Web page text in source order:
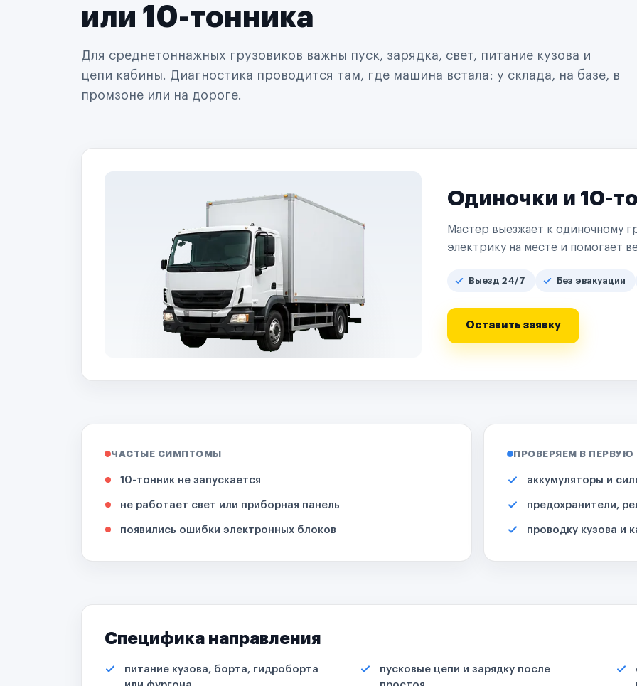
Ремонт спецтехники
Управляющие компании
Страховые компании
B2B-дистрибьюторы
или 10-тонника
Для среднетоннажных грузовиков важны пуск, зарядка, свет, питание кузова и
цепи кабины. Диагностика проводится там, где машина встала: у склада, на базе, в
промзоне или на дороге.
Одиночки и 10-
Мастер выезжает к одиночному
электрику на месте и помогает
Выезд 24/7 Без эвакуации
Оставить заявку
ЧАСТЫЕ СИМПТОМЫ
10-тонник не запускается
не работает свет или приборная панель
появились ошибки электронных блоков
ПРОВЕРЯЕМ В ПЕРВУЮ
аккумуляторы и
предохранители,
проводку кузова и
Специфика направления
питание кузова, борта, гидроборта
пусковые цепи и зарядку после